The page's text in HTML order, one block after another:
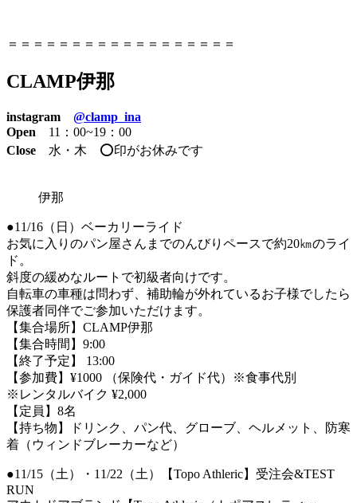
＝＝＝＝＝＝＝＝＝＝＝＝＝＝＝＝＝＝
CLAMP伊那
instagram @clamp_ina
Open 11：00~19：00
Close 水・木 ⭕️印がお休みです
伊那
●11/16（日）ベーカリーライド
お気に入りのパン屋さんまでのんびりペースで約20㎞のライ
ド。
斜度の緩めなルートで初級者向けです。
自転車の車種は問わず、補助輪が外れているお子様でしたら
保護者同伴でご参加いただけます。
【集合場所】CLAMP伊那
【集合時間】9:00
【終了予定】 13:00
【参加費】¥1000 （保険代・ガイド代）※食事代別
※レンタルバイク ¥2,000
【定員】8名
【持ち物】ドリンク、パン代、グローブ、ヘルメット、防寒
着（ウィンドブレーカーなど）
●11/15（土）・11/22（土）【Topo Athleric】受注会&TEST
RUN